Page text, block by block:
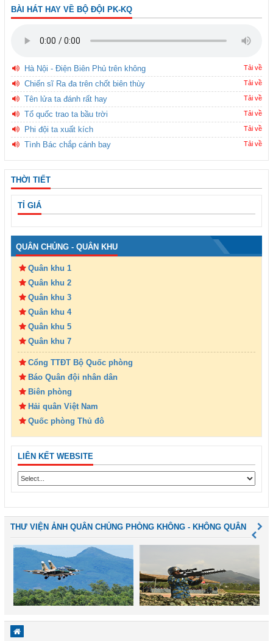
BÀI HÁT HAY VỀ BỘ ĐỘI PK-KQ
Hà Nội - Điện Biên Phủ trên không Tải về
Chiến sĩ Ra đa trên chốt biên thùy Tải về
Tên lửa ta đánh rất hay Tải về
Tổ quốc trao ta bầu trời Tải về
Phi đội ta xuất kích Tải về
Tình Bác chắp cánh bay Tải về
THỜI TIẾT
TỈ GIÁ
QUÂN CHỦNG - QUÂN KHU
Quân khu 1
Quân khu 2
Quân khu 3
Quân khu 4
Quân khu 5
Quân khu 7
Cổng TTĐT Bộ Quốc phòng
Báo Quân đội nhân dân
Biên phòng
Hải quân Việt Nam
Quốc phòng Thủ đô
LIÊN KẾT WEBSITE
THƯ VIỆN ẢNH QUÂN CHỦNG PHÒNG KHÔNG - KHÔNG QUÂN